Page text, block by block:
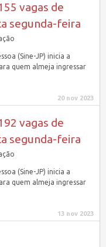
vagas de
segunda-feira
(Sine-JP) inicia a
quem almeja ingressar
20 nov 2023
vagas de
segunda-feira
(Sine-JP) inicia a
quem almeja ingressar
13 nov 2023